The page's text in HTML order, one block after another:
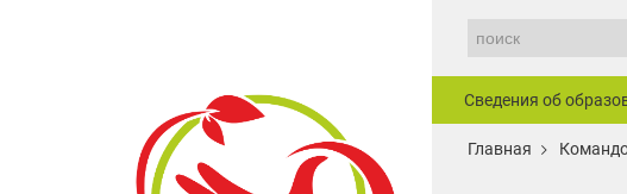
Сведения об
Главная